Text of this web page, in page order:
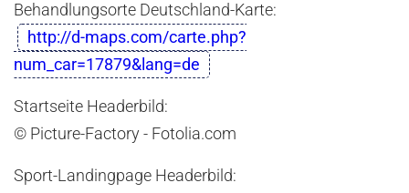
Behandlungsorte Deutschland-Karte:
http://d-maps.com/carte.php?
num_car=17879&lang=de
Startseite Headerbild:
© Picture-Factory - Fotolia.com
Sport-Landingpage Headerbild: